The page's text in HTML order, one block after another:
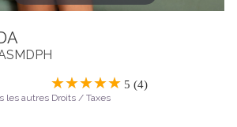
5 (4)
les autres Droits / Taxes